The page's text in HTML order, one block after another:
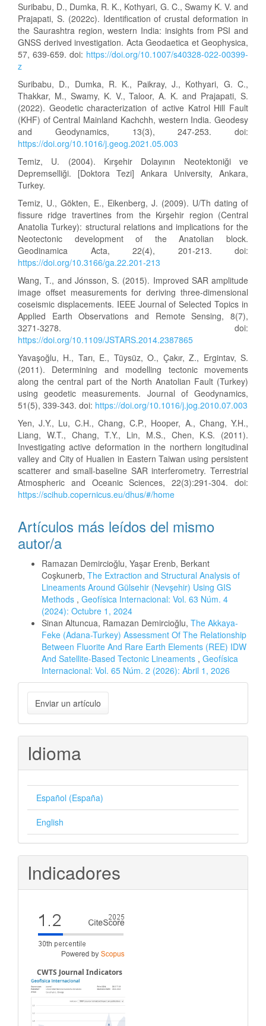
Suribabu, D., Dumka, R. K., Kothyari, G. C., Swamy K. V. and
Prajapati, S. (2022c). Identification of crustal deformation in
the Saurashtra region, western India: insights from PSI and
GNSS derived investigation. Acta Geodaetica et Geophysica,
57, 639-659. doi: https://doi.org/10.1007/s40328-022-00399-
z
Suribabu, D., Dumka, R. K., Paikray, J., Kothyari, G. C.,
Thakkar, M., Swamy, K. V., Taloor, A. K. and Prajapati, S.
(2022). Geodetic characterization of active Katrol Hill Fault
(KHF) of Central Mainland Kachchh, western India. Geodesy
and Geodynamics, 13(3), 247-253. doi:
https://doi.org/10.1016/j.geog.2021.05.003
Temiz, U. (2004). Kırşehir Dolayının Neotektoniği ve
Depremselliği. [Doktora Tezi] Ankara University, Ankara,
Turkey.
Temiz, U., Gökten, E., Eikenberg, J. (2009). U/Th dating of
fissure ridge travertines from the Kırşehir region (Central
Anatolia Turkey): structural relations and implications for the
Neotectonic development of the Anatolian block.
Geodinamica Acta, 22(4), 201-213. doi:
https://doi.org/10.3166/ga.22.201-213
Wang, T., and Jónsson, S. (2015). Improved SAR amplitude
image offset measurements for deriving three-dimensional
coseismic displacements. IEEE Journal of Selected Topics in
Applied Earth Observations and Remote Sensing, 8(7),
3271-3278. doi:
https://doi.org/10.1109/JSTARS.2014.2387865
Yavaşoğlu, H., Tarı, E., Tüysüz, O., Çakır, Z., Ergintav, S.
(2011). Determining and modelling tectonic movements
along the central part of the North Anatolian Fault (Turkey)
using geodetic measurements. Journal of Geodynamics,
51(5), 339-343. doi: https://doi.org/10.1016/j.jog.2010.07.003
Yen, J.Y., Lu, C.H., Chang, C.P., Hooper, A., Chang, Y.H.,
Liang, W.T., Chang, T.Y., Lin, M.S., Chen, K.S. (2011).
Investigating active deformation in the northern longitudinal
valley and City of Hualien in Eastern Taiwan using persistent
scatterer and small-baseline SAR interferometry. Terrestrial
Atmospheric and Oceanic Sciences, 22(3):291-304. doi:
https://scihub.copernicus.eu/dhus/#/home
Artículos más leídos del mismo
autor/a
Ramazan Demircioğlu, Yaşar Erenb, Berkant
Coşkunerb, The Extraction and Structural Analysis of
Lineaments Around Gülsehir (Nevşehir) Using GIS
Methods , Geofísica Internacional: Vol. 63 Núm. 4
(2024): Octubre 1, 2024
Sinan Altuncua, Ramazan Demircioğlu, The Akkaya-
Feke (Adana-Turkey) Assessment Of The Relationship
Between Fluorite And Rare Earth Elements (REE) IDW
And Satellite-Based Tectonic Lineaments , Geofísica
Internacional: Vol. 65 Núm. 2 (2026): Abril 1, 2026
Enviar
un
artículo
Enviar un artículo
Idioma
Español (España)
English
Indicadores
CWTS Journal Indicators